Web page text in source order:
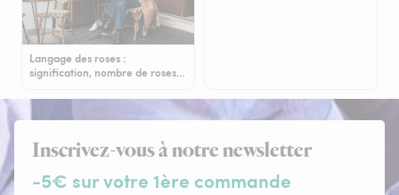
Langage des roses :
signification, nombre de roses…
Inscrivez-vous à notre newsletter
-5€ sur votre 1ère commande